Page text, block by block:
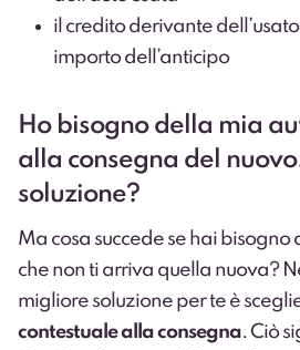
il credito derivante
importo dell’anticipo
Ho bisogno della mia
alla consegna del
soluzione?
Ma cosa succede se hai bisogno
che non ti arriva quella nuova?
migliore soluzione per te è
contestuale alla consegna. Ciò